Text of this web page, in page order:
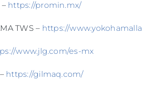
https://promin.mx/
TWS – https://
www.jlg.com/es-mx
https://gilmaq.com/